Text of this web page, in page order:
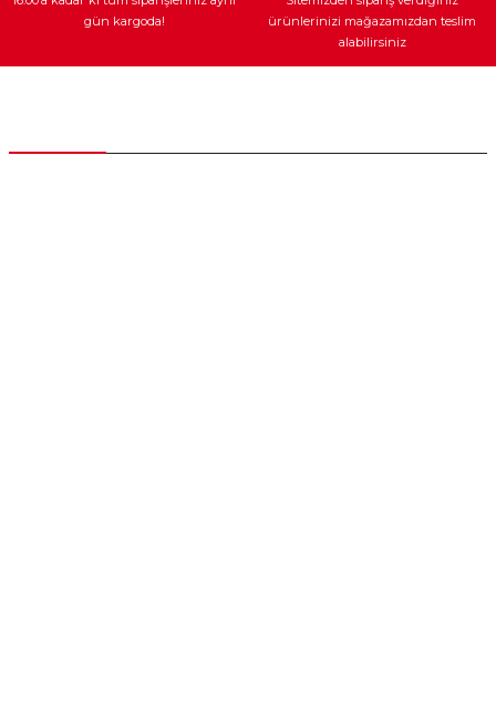
gün kargoda!
ürünlerinizi mağazamızdan teslim
alabilirsiniz